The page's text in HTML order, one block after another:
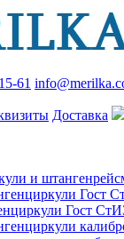
61
Доставка
и
Гост